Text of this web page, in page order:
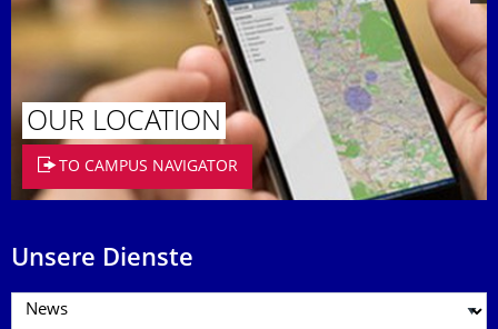
OUR LOCATION
TO CAMPUS NAVIGATOR
Unsere Dienste